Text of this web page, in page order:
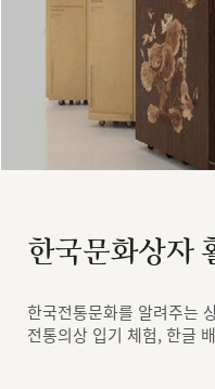
한국문화상자
한국전통문화를 알려주는
전통의상 입기 체험, 한글